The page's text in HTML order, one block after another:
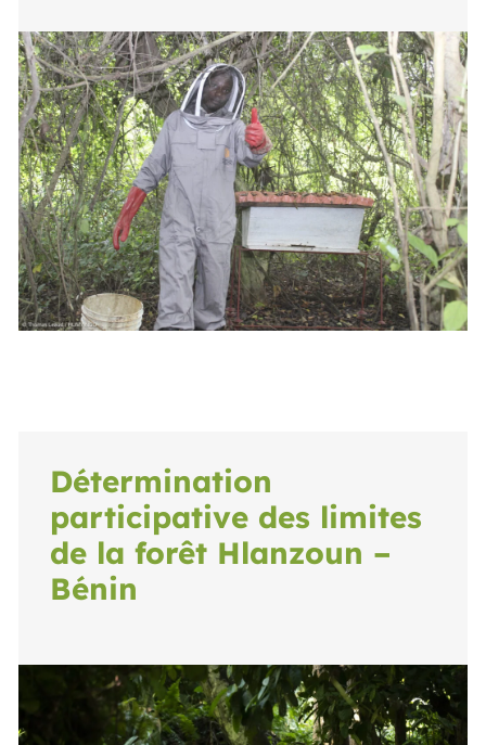
Détermination
participative des limites
de la forêt Hlanzoun –
Bénin